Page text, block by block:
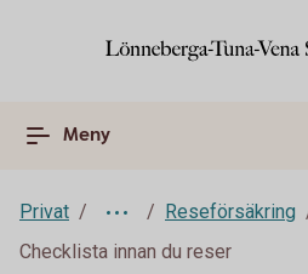
Meny
Privat
Reseförsäkring
Checklista innan du reser